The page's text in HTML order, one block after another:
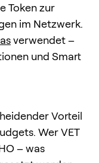
Token zur
im Netzwerk.
verwendet –
und Smart
Vorteil
Wer VET
– was